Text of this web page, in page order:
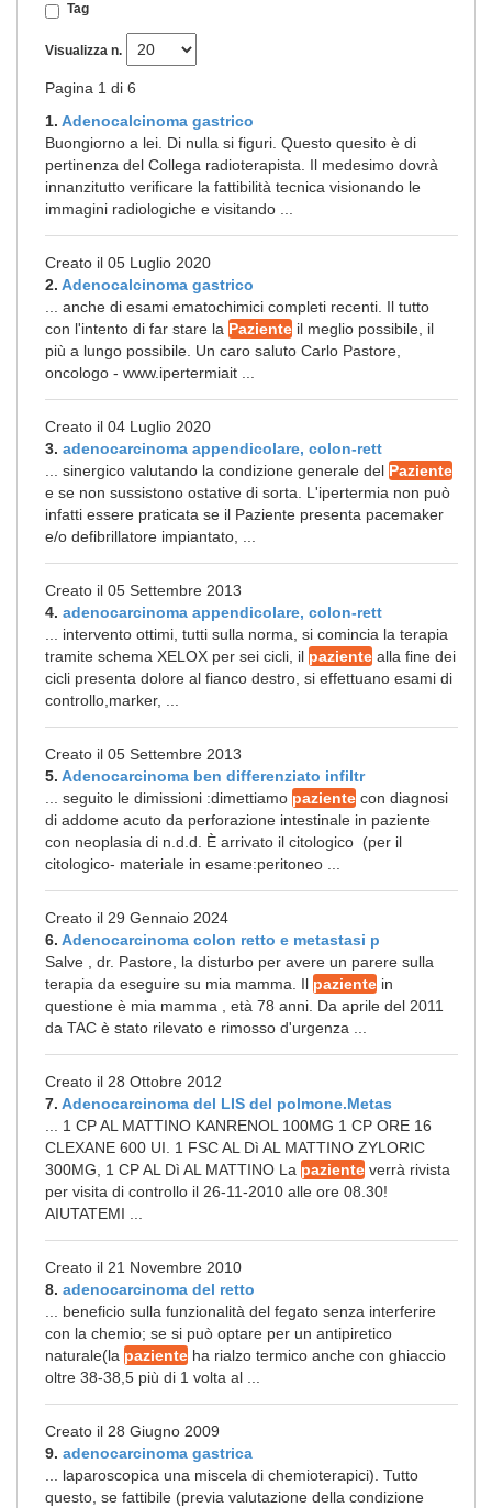
Tag
Visualizza n.
Pagina 1 di 6
1. Adenocalcinoma gastrico
Buongiorno a lei. Di nulla si figuri. Questo quesito è di
pertinenza del Collega radioterapista. Il medesimo dovrà
innanzitutto verificare la fattibilità tecnica visionando le
immagini radiologiche e visitando ...
Creato il 05 Luglio 2020
2. Adenocalcinoma gastrico
... anche di esami ematochimici completi recenti. Il tutto
con l'intento di far stare la Paziente il meglio possibile, il
più a lungo possibile. Un caro saluto Carlo Pastore,
oncologo - www.ipertermiait ...
Creato il 04 Luglio 2020
3. adenocarcinoma appendicolare, colon-rett
... sinergico valutando la condizione generale del Paziente
e se non sussistono ostative di sorta. L'ipertermia non può
infatti essere praticata se il Paziente presenta pacemaker
e/o defibrillatore impiantato, ...
Creato il 05 Settembre 2013
4. adenocarcinoma appendicolare, colon-rett
... intervento ottimi, tutti sulla norma, si comincia la terapia
tramite schema XELOX per sei cicli, il paziente alla fine dei
cicli presenta dolore al fianco destro, si effettuano esami di
controllo,marker, ...
Creato il 05 Settembre 2013
5. Adenocarcinoma ben differenziato infiltr
... seguito le dimissioni :dimettiamo paziente con diagnosi
di addome acuto da perforazione intestinale in paziente
con neoplasia di n.d.d. È arrivato il citologico (per il
citologico- materiale in esame:peritoneo ...
Creato il 29 Gennaio 2024
6. Adenocarcinoma colon retto e metastasi p
Salve , dr. Pastore, la disturbo per avere un parere sulla
terapia da eseguire su mia mamma. Il paziente in
questione è mia mamma , età 78 anni. Da aprile del 2011
da TAC è stato rilevato e rimosso d'urgenza ...
Creato il 28 Ottobre 2012
7. Adenocarcinoma del LIS del polmone.Metas
... 1 CP AL MATTINO KANRENOL 100MG 1 CP ORE 16
CLEXANE 600 UI. 1 FSC AL Dì AL MATTINO ZYLORIC
300MG, 1 CP AL Dì AL MATTINO La paziente verrà rivista
per visita di controllo il 26-11-2010 alle ore 08.30!
AIUTATEMI ...
Creato il 21 Novembre 2010
8. adenocarcinoma del retto
... beneficio sulla funzionalità del fegato senza interferire
con la chemio; se si può optare per un antipiretico
naturale(la paziente ha rialzo termico anche con ghiaccio
oltre 38-38,5 più di 1 volta al ...
Creato il 28 Giugno 2009
9. adenocarcinoma gastrica
... laparoscopica una miscela di chemioterapici). Tutto
questo, se fattibile (previa valutazione della condizione